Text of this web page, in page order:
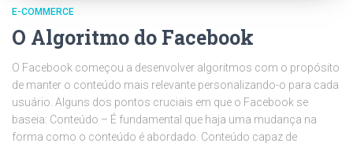
E-COMMERCE
O Algoritmo do Facebook
O Facebook começou a desenvolver algoritmos com o propósito
de manter o conteúdo mais relevante personalizando-o para cada
usuário. Alguns dos pontos cruciais em que o Facebook se
baseia: Conteúdo – É fundamental que haja uma mudança na
forma como o conteúdo é abordado. Conteúdo capaz de